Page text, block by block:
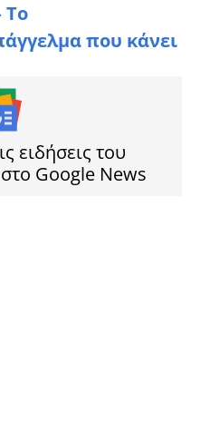
Το
που κάνει
ειδήσεις του
στο Google News